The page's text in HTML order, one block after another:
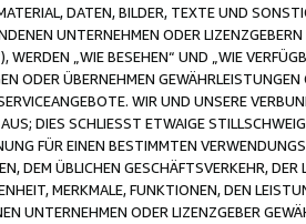
DATEN, BILDER, TEXTE UND
UNTERNEHMEN ODER
WERDEN „WIE BESEHEN“ UND „WIE
ODER ÜBERNEHMEN
WIR UND UNSERE
DIES SCHLIESST ETWAIGE
FÜR EINEN BESTIMMTEN
DEM ÜBLICHEN GESCHÄFTSVERKEHR,
MERKMALE, FUNKTIONEN, DEN
UNTERNEHMEN ODER LIZENZGEBER